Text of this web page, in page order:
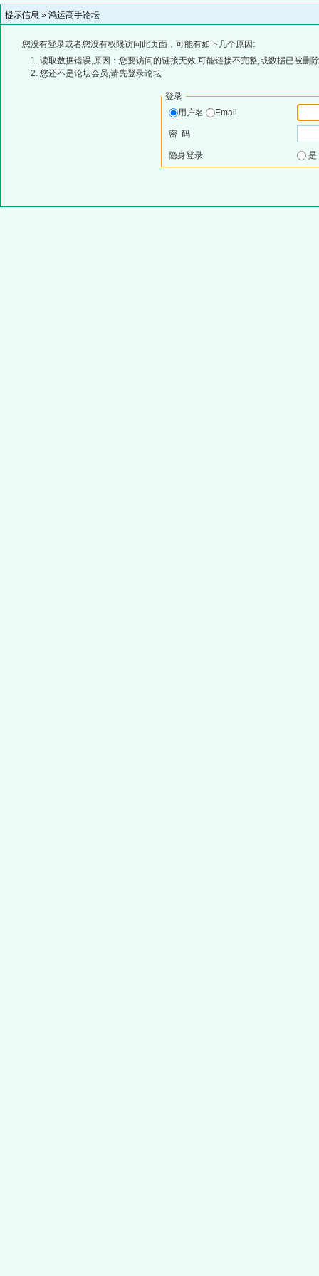
提示信息 » 鸿运高手论坛
您没有登录或者您没有权限访问此页面，可能有如下几个原因:
读取数据错误,原因：您要访问的链接无效,可能链接不完整,或数据已被删
您还不是论坛会员,请先登录论坛
登录
用户名
Email
密 码
隐身登录